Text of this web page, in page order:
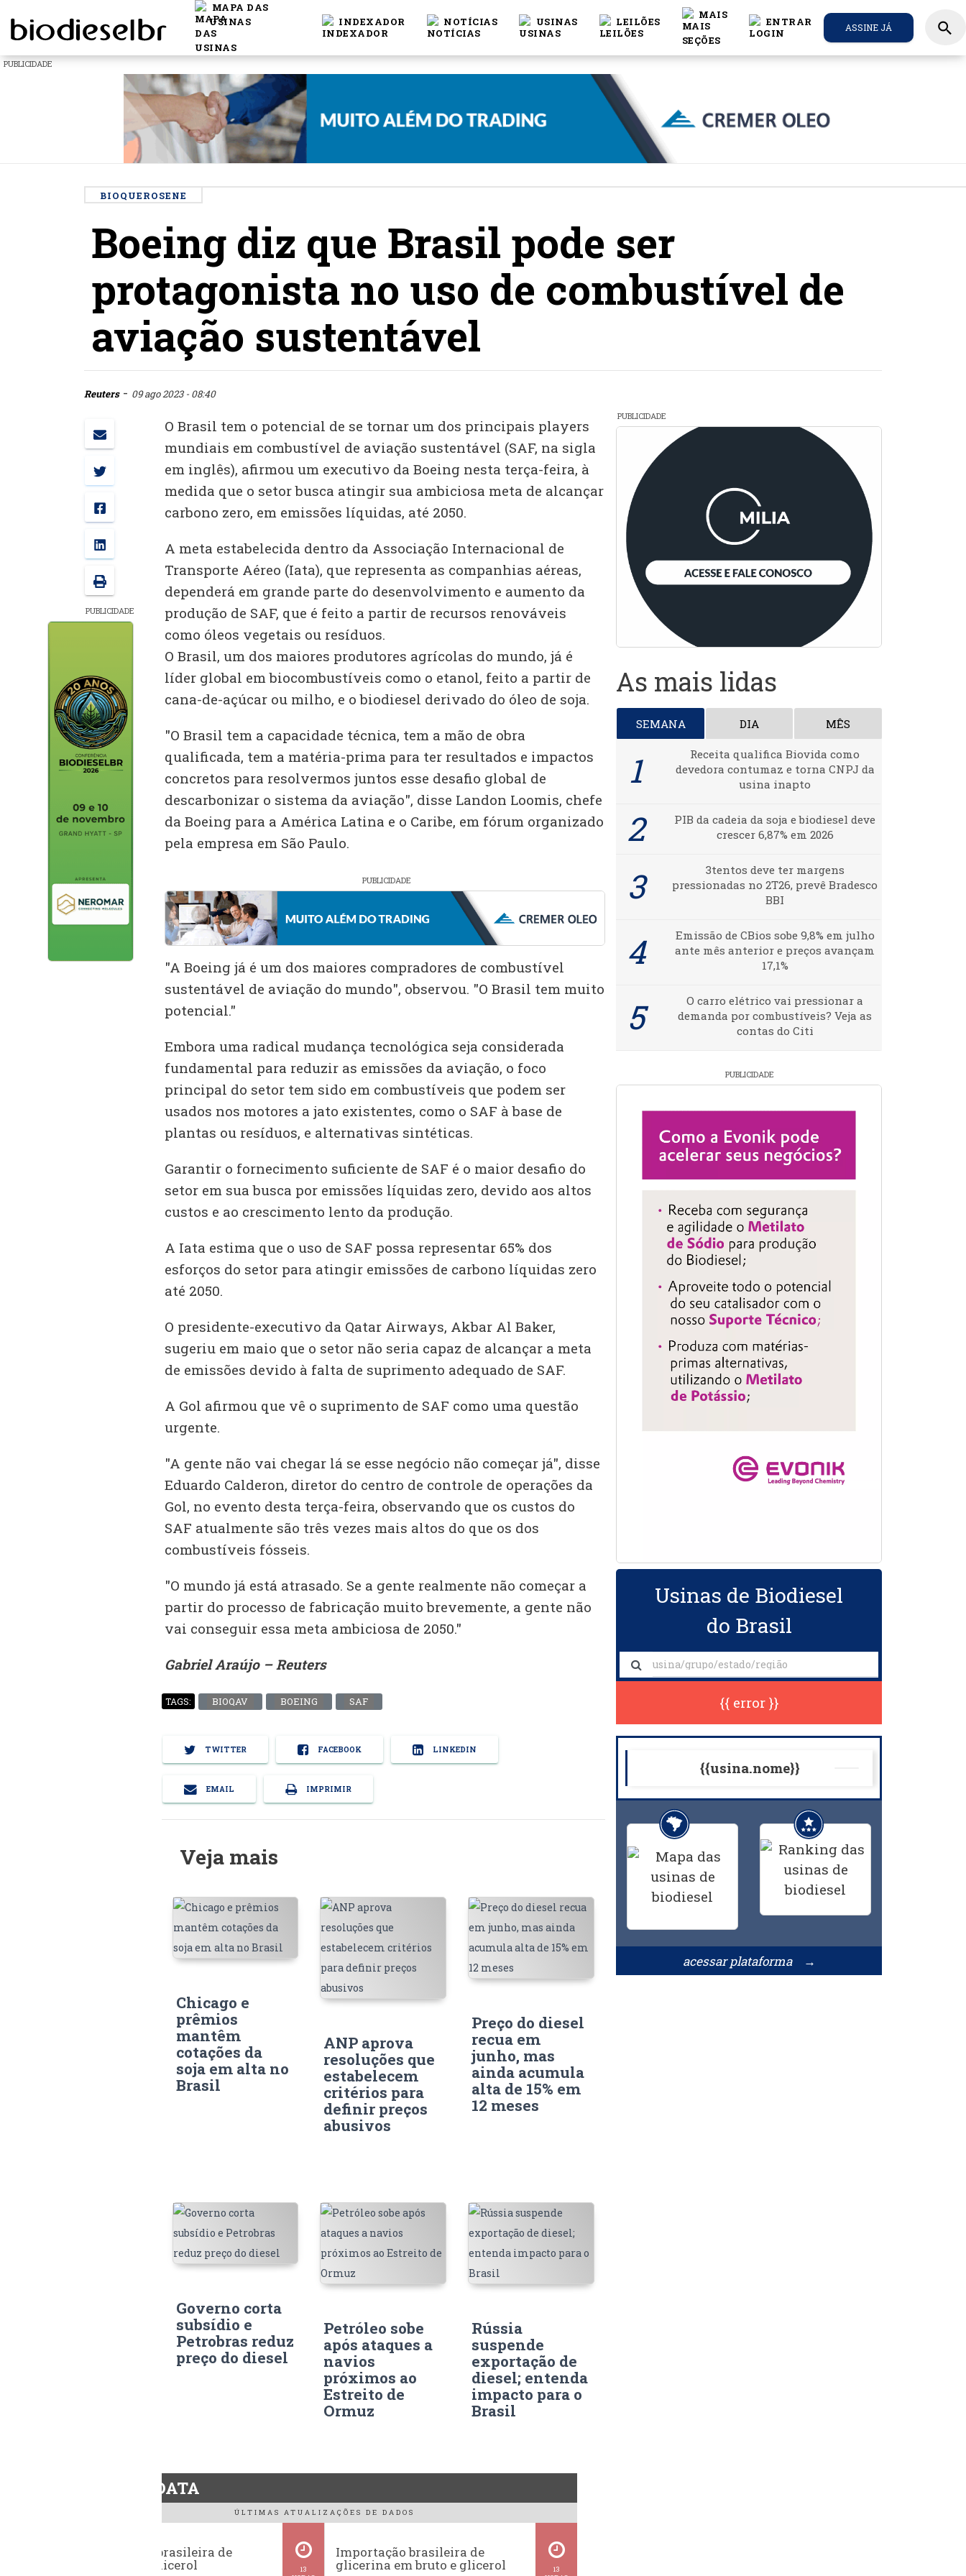
MAPA DAS
USINAS
INDEXADOR NOTÍCIAS USINAS LEILÕES
MAIS
ENTRAR ASSINE JÁ search
PUBLICIDADE
BIOQUEROSENE
Boeing diz que Brasil pode ser
protagonista no uso de combustível de
aviação sustentável
Reuters- 09 ago 2023 - 08:40
PUBLICIDADE
O Brasil tem o potencial de se tornar um dos principais players
mundiais em combustível de aviação sustentável (SAF, na sigla
em inglês), afirmou um executivo da Boeing nesta terça-feira, à
medida que o setor busca atingir sua ambiciosa meta de alcançar
carbono zero, em emissões líquidas, até 2050.
A meta estabelecida dentro da Associação Internacional de
Transporte Aéreo (Iata), que representa as companhias aéreas,
dependerá em grande parte do desenvolvimento e aumento da
produção de SAF, que é feito a partir de recursos renováveis
como óleos vegetais ou resíduos.
O Brasil, um dos maiores produtores agrícolas do mundo, já é
líder global em biocombustíveis como o etanol, feito a partir de
cana-de-açúcar ou milho, e o biodiesel derivado do óleo de soja.
"O Brasil tem a capacidade técnica, tem a mão de obra
qualificada, tem a matéria-prima para ter resultados e impactos
concretos para resolvermos juntos esse desafio global de
descarbonizar o sistema da aviação", disse Landon Loomis, chefe
da Boeing para a América Latina e o Caribe, em fórum organizado
pela empresa em São Paulo.
PUBLICIDADE
"A Boeing já é um dos maiores compradores de combustível
sustentável de aviação do mundo", observou. "O Brasil tem muito
potencial."
Embora uma radical mudança tecnológica seja considerada
fundamental para reduzir as emissões da aviação, o foco
principal do setor tem sido em combustíveis que podem ser
usados nos motores a jato existentes, como o SAF à base de
plantas ou resíduos, e alternativas sintéticas.
Garantir o fornecimento suficiente de SAF é o maior desafio do
setor em sua busca por emissões líquidas zero, devido aos altos
custos e ao crescimento lento da produção.
A Iata estima que o uso de SAF possa representar 65% dos
esforços do setor para atingir emissões de carbono líquidas zero
até 2050.
O presidente-executivo da Qatar Airways, Akbar Al Baker,
sugeriu em maio que o setor não seria capaz de alcançar a meta
de emissões devido à falta de suprimento adequado de SAF.
A Gol afirmou que vê o suprimento de SAF como uma questão
urgente.
"A gente não vai chegar lá se esse negócio não começar já", disse
Eduardo Calderon, diretor do centro de controle de operações da
Gol, no evento desta terça-feira, observando que os custos do
SAF atualmente são três vezes mais altos do que os dos
combustíveis fósseis.
"O mundo já está atrasado. Se a gente realmente não começar a
partir do processo de fabricação muito brevemente, a gente não
vai conseguir essa meta ambiciosa de 2050."
Gabriel Araújo – Reuters
TAGS: BIOQAV BOEING SAF
TWITTER FACEBOOK LINKEDIN
EMAIL IMPRIMIR
Veja mais
Chicago e
prêmios
mantêm
cotações da
soja em alta no
Brasil
ANP aprova
resoluções que
estabelecem
critérios para
definir preços
abusivos
Preço do diesel
recua em
junho, mas
ainda acumula
alta de 15% em
12 meses
Governo corta
subsídio e
Petrobras reduz
preço do diesel
Petróleo sobe
após ataques a
navios
próximos ao
Estreito de
Ormuz
Rússia
suspende
exportação de
diesel; entenda
impacto para o
Brasil
BiodieselDATA
ÚLTIMAS ATUALIZAÇÕES DE DADOS
Exportação brasileira de
glicerina e glicerol
13
Importação brasileira de
glicerina em bruto e glicerol
13
PUBLICIDADE
As mais lidas
SEMANA DIA MÊS
Receita qualifica Biovida como
devedora contumaz e torna CNPJ da
usina inapto
PIB da cadeia da soja e biodiesel deve
crescer 6,87% em 2026
3tentos deve ter margens
pressionadas no 2T26, prevê Bradesco
BBI
Emissão de CBios sobe 9,8% em julho
ante mês anterior e preços avançam
17,1%
O carro elétrico vai pressionar a
demanda por combustíveis? Veja as
contas do Citi
PUBLICIDADE
Usinas de Biodiesel
do Brasil
{{ error }}
{{usina.nome}}
acessar plataforma →